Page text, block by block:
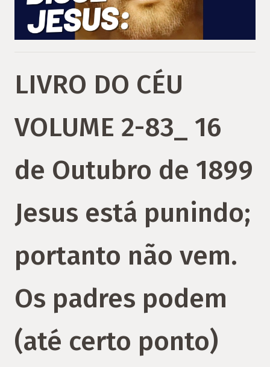
LIVRO DO CÉU
VOLUME 2-83_ 16
de Outubro de 1899
Jesus está punindo;
portanto não vem.
Os padres podem
(até certo ponto)